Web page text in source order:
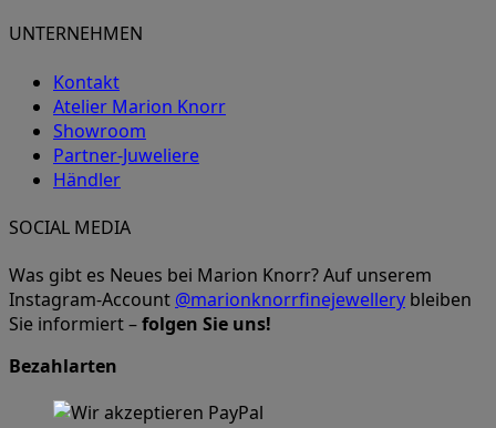
UNTERNEHMEN
Kontakt
Atelier Marion Knorr
Showroom
Partner-Juweliere
Händler
SOCIAL MEDIA
Was gibt es Neues bei Marion Knorr? Auf unserem
Instagram-Account @marionknorrfinejewellery bleiben
Sie informiert –folgen Sie uns!
Bezahlarten